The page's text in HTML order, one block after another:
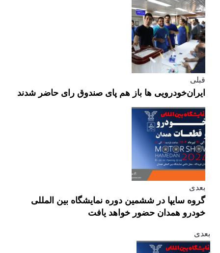
قبلی
ایران‌خودرویی ‌ها باز هم پای صندوق رای حاضر شدند
بعدی
گروه سایپا در ششمین دوره نمایشگاه بین المللی
خودرو همدان حضور خواهد یافت
بعدی